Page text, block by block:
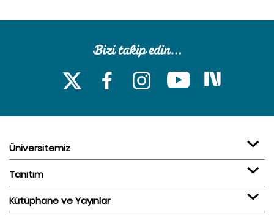
Üniversitemiz
Tanıtım
Kütüphane ve Yayınlar